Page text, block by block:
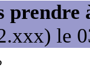
le